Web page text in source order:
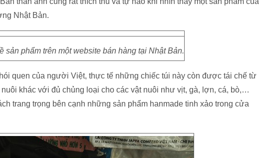
Nhật Bản.
sản phẩm trên một website bán hàng tại Nhật Bản.
quen của người Việt, thực tế những chiếc túi này còn được tái chế từ
khác với đủ chủng loại cho các vật nuôi như vịt, gà, lợn, cá, bò,…
trang trọng bên cạnh những sản phẩm hanmade tinh xảo trong cửa